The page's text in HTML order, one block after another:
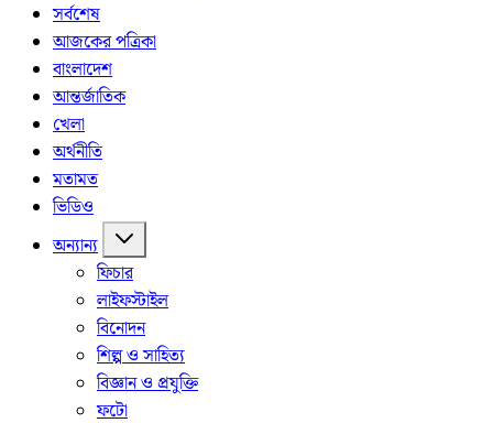
সর্বশেষ
আজকের পত্রিকা
বাংলাদেশ
আন্তর্জাতিক
খেলা
অর্থনীতি
মতামত
ভিডিও
অন্যান্য
ফিচার
লাইফস্টাইল
বিনোদন
শিল্প ও সাহিত্য
বিজ্ঞান ও প্রযুক্তি
ফটো